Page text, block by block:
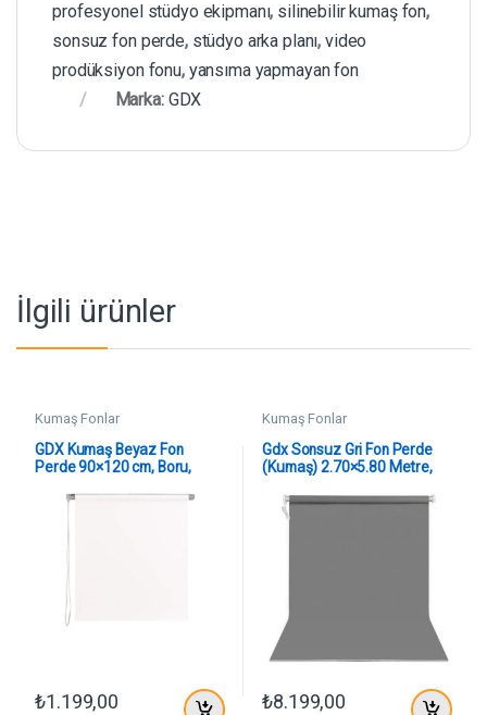
profesyonel stüdyo ekipmanı, silinebilir kumaş fon,
sonsuz fon perde, stüdyo arka planı,video
prodüksiyon fonu, yansıma yapmayan fon
Marka: GDX
İlgili ürünler
Kumaş Fonlar
GDX Kumaş Beyaz Fon
Perde 90×120 cm, Boru,
₺1.199,00
Kumaş Fonlar
Gdx Sonsuz Gri Fon Perde
(Kumaş) 2.70×5.80 Metre,
₺8.199,00